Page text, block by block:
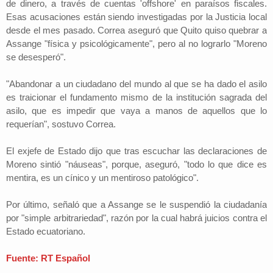
de dinero, a través de cuentas 'offshore' en paraísos fiscales.
Esas acusaciones están siendo investigadas por la Justicia local
desde el mes pasado. Correa aseguró que Quito quiso quebrar a
Assange "física y psicológicamente", pero al no lograrlo "Moreno
se desesperó".
"Abandonar a un ciudadano del mundo al que se ha dado el asilo
es traicionar el fundamento mismo de la institución sagrada del
asilo, que es impedir que vaya a manos de aquellos que lo
requerían", sostuvo Correa.
El exjefe de Estado dijo que tras escuchar las declaraciones de
Moreno sintió "náuseas", porque, aseguró, "todo lo que dice es
mentira, es un cínico y un mentiroso patológico".
Por último, señaló que a Assange se le suspendió la ciudadanía
por "simple arbitrariedad", razón por la cual habrá juicios contra el
Estado ecuatoriano.
Fuente: RT Español